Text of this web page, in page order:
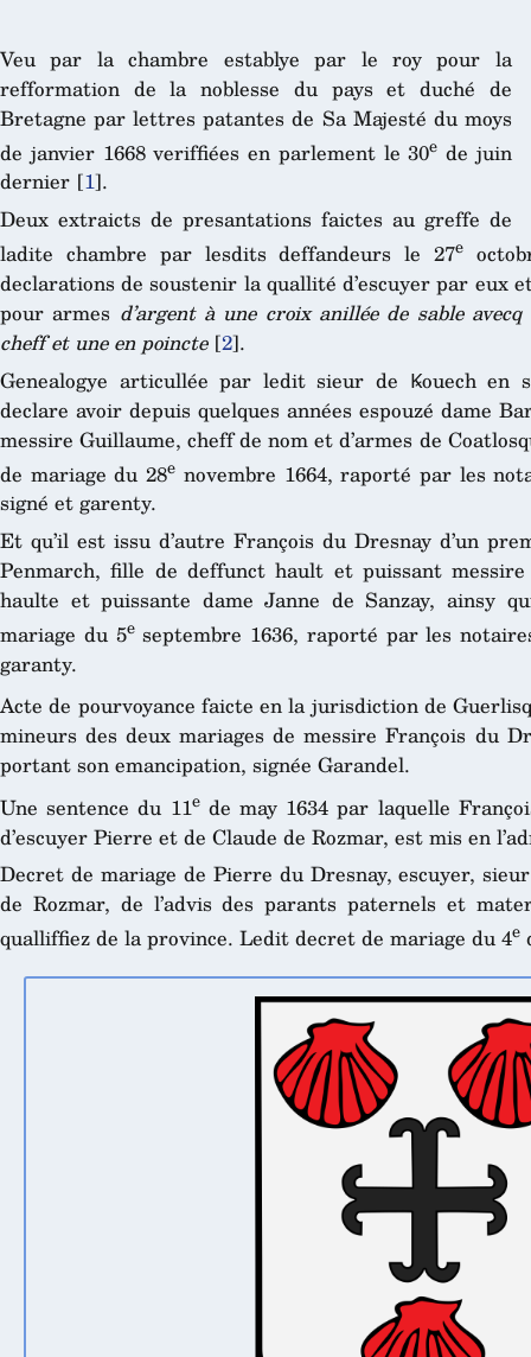
Veu par la chambre establye par le roy pour la
refformation de la noblesse du pays et duché de
Bretagne par lettres patantes de Sa Majesté du moys
de janvier 1668 veriffiées en parlement le 30e de juin
dernier [1].
Deux extraicts de presantations faictes au greffe de
ladite chambre par lesdits deffandeurs le 27e
declarations de soustenir la quallité d’escuyer par eux
pour armes d’argent à une croix anillée de sable
cheff et une en poincte[2].
Genealogye articullée par ledit sieur de Ꝃouech en
declare avoir depuis quelques années espouzé dame
messire Guillaume, cheff de nom et d’armes de
de mariage du 28e novembre 1664, raporté par les
signé et garenty.
Et qu’il est issu d’autre François du Dresnay d’un
Penmarch, fille de deffunct hault et puissant
haulte et puissante dame Janne de Sanzay, ainsy
mariage du 5eseptembre 1636, raporté par les
garanty.
Acte de pourvoyance faicte en la jurisdiction de
mineurs des deux mariages de messire François du
portant son emancipation, signée Garandel.
Une sentence du 11ede may 1634 par laquelle
d’escuyer Pierre et de Claude de Rozmar, est mis en
Decret de mariage de Pierre du Dresnay, escuyer,
de Rozmar, de l’advis des parants paternels et
qualliffiez de la province. Ledit decret de mariage du 4e